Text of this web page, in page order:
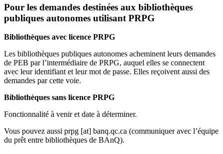
Pour les demandes destinées aux bibliothèques
publiques autonomes utilisant PRPG
Bibliothèques avec licence PRPG
Les bibliothèques publiques autonomes acheminent leurs demandes
de PEB par l’intermédiaire de PRPG, auquel elles se connectent
avec leur identifiant et leur mot de passe. Elles reçoivent aussi des
demandes par cette voie.
Bibliothèques sans licence PRPG
Fonctionnalité à venir et date à déterminer.
Vous pouvez aussi prpg [at] banq.qc.ca (communiquer avec l’équipe
du prêt entre bibliothèques de BAnQ).